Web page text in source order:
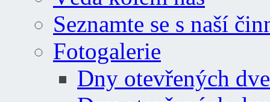
Seznamte se s naší
Fotogalerie
Dny otevřených